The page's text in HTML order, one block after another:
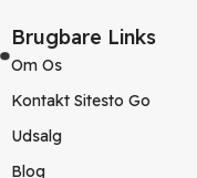
Brugbare Links
Om Os
Kontakt Sitesto Go
Udsalg
Blog